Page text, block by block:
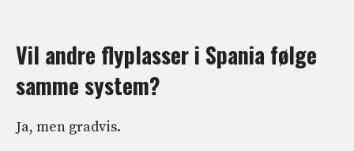
Vil andre flyplasser i Spania følge
samme system?
Ja, men gradvis.